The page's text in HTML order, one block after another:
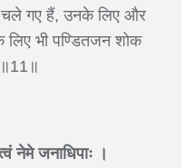
चले गए हैं, उनके लिए और
लिए भी पण्डितजन शोक
नेमे जनाधिपाः ।